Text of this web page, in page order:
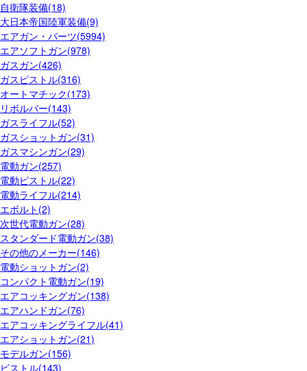
自衛隊装備(18)
大日本帝国陸軍装備(9)
エアガン・パーツ(5994)
エアソフトガン(978)
ガスガン(426)
ガスピストル(316)
オートマチック(173)
リボルバー(143)
ガスライフル(52)
ガスショットガン(31)
ガスマシンガン(29)
電動ガン(257)
電動ピストル(22)
電動ライフル(214)
エボルト(2)
次世代電動ガン(28)
スタンダード電動ガン(38)
その他のメーカー(146)
電動ショットガン(2)
コンパクト電動ガン(19)
エアコッキングガン(138)
エアハンドガン(76)
エアコッキングライフル(41)
エアショットガン(21)
モデルガン(156)
ピストル(143)